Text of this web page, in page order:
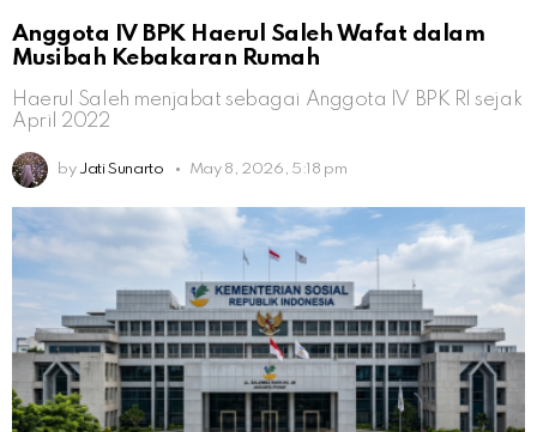
Anggota IV BPK Haerul Saleh Wafat dalam
Musibah Kebakaran Rumah
Haerul Saleh menjabat sebagai Anggota IV BPK RI sejak
April 2022
by Jati Sunarto May 8, 2026, 5:18 pm